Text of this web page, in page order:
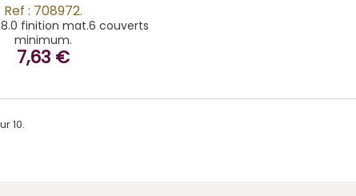
Ref : 708972.
finition mat.6 couverts
minimum.
7,63 €
10.